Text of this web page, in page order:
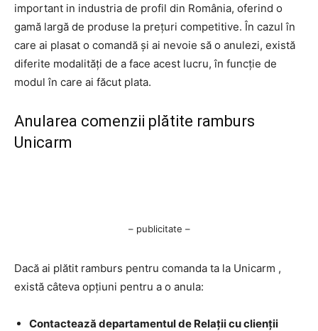
important in industria de profil din România, oferind o
gamă largă de produse la prețuri competitive. În cazul în
care ai plasat o comandă și ai nevoie să o anulezi, există
diferite modalități de a face acest lucru, în funcție de
modul în care ai făcut plata.
Anularea comenzii plătite ramburs
Unicarm
– publicitate –
Dacă ai plătit ramburs pentru comanda ta la Unicarm ,
există câteva opțiuni pentru a o anula:
Contactează departamentul de Relații cu clienții